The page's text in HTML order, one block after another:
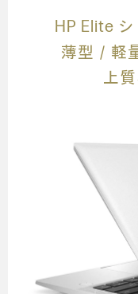
HP Elite
薄型／軽
上